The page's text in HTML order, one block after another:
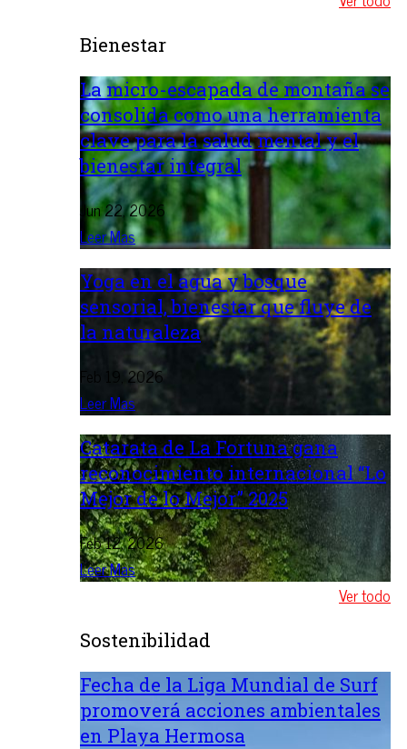
Bienestar
La micro-escapada de montaña se
consolida como una herramienta
clave para la salud mental y el
bienestar integral
Jun 22, 2026
Leer Mas
Yoga en el agua y bosque
sensorial, bienestar que fluye de
la naturaleza
Feb 19, 2026
Leer Mas
Catarata de La Fortuna gana
reconocimiento internacional “Lo
Mejor de lo Mejor” 2025
Feb 12, 2026
Leer Mas
Ver todo
Sostenibilidad
Fecha de la Liga Mundial de Surf
promoverá acciones ambientales
en Playa Hermosa